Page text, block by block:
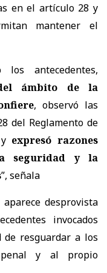
en el artículo 28 y
mantener el
los antecedentes,
ámbito de la
, observó las
del Reglamento de
expresó razones
seguridad y la
”, señala
desprovista
invocados
resguardar a los
y al propio